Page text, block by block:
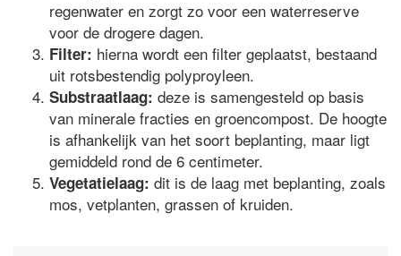
regenwater en zorgt zo voor een waterreserve
voor de drogere dagen.
Filter: hierna wordt een filter geplaatst, bestaand
uit rotsbestendig polyproyleen.
Substraatlaag: deze is samengesteld op basis
van minerale fracties en groencompost. De hoogte
is afhankelijk van het soort beplanting, maar ligt
gemiddeld rond de 6 centimeter.
Vegetatielaag: dit is de laag met beplanting, zoals
mos, vetplanten, grassen of kruiden.